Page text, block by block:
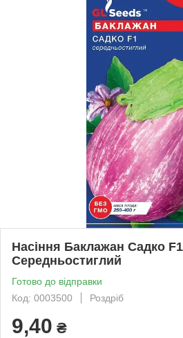
Насіння Баклажан Садко
Середньостиглий
Готово до відправки
Код: 0003500
Роздріб
9,40 ₴